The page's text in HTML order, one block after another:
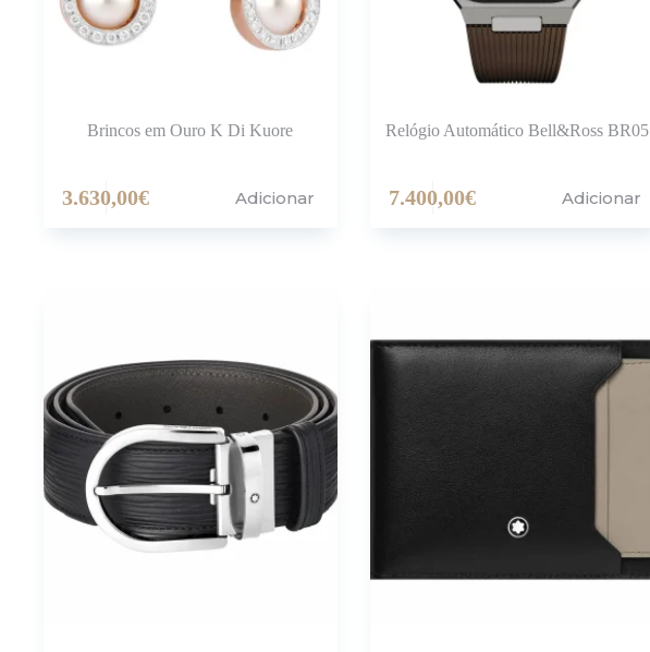
Brincos em Ouro K Di Kuore
3.630,00€ Adicionar
Relógio Automático Bell&Ross BR05
7.400,00€ Adicionar